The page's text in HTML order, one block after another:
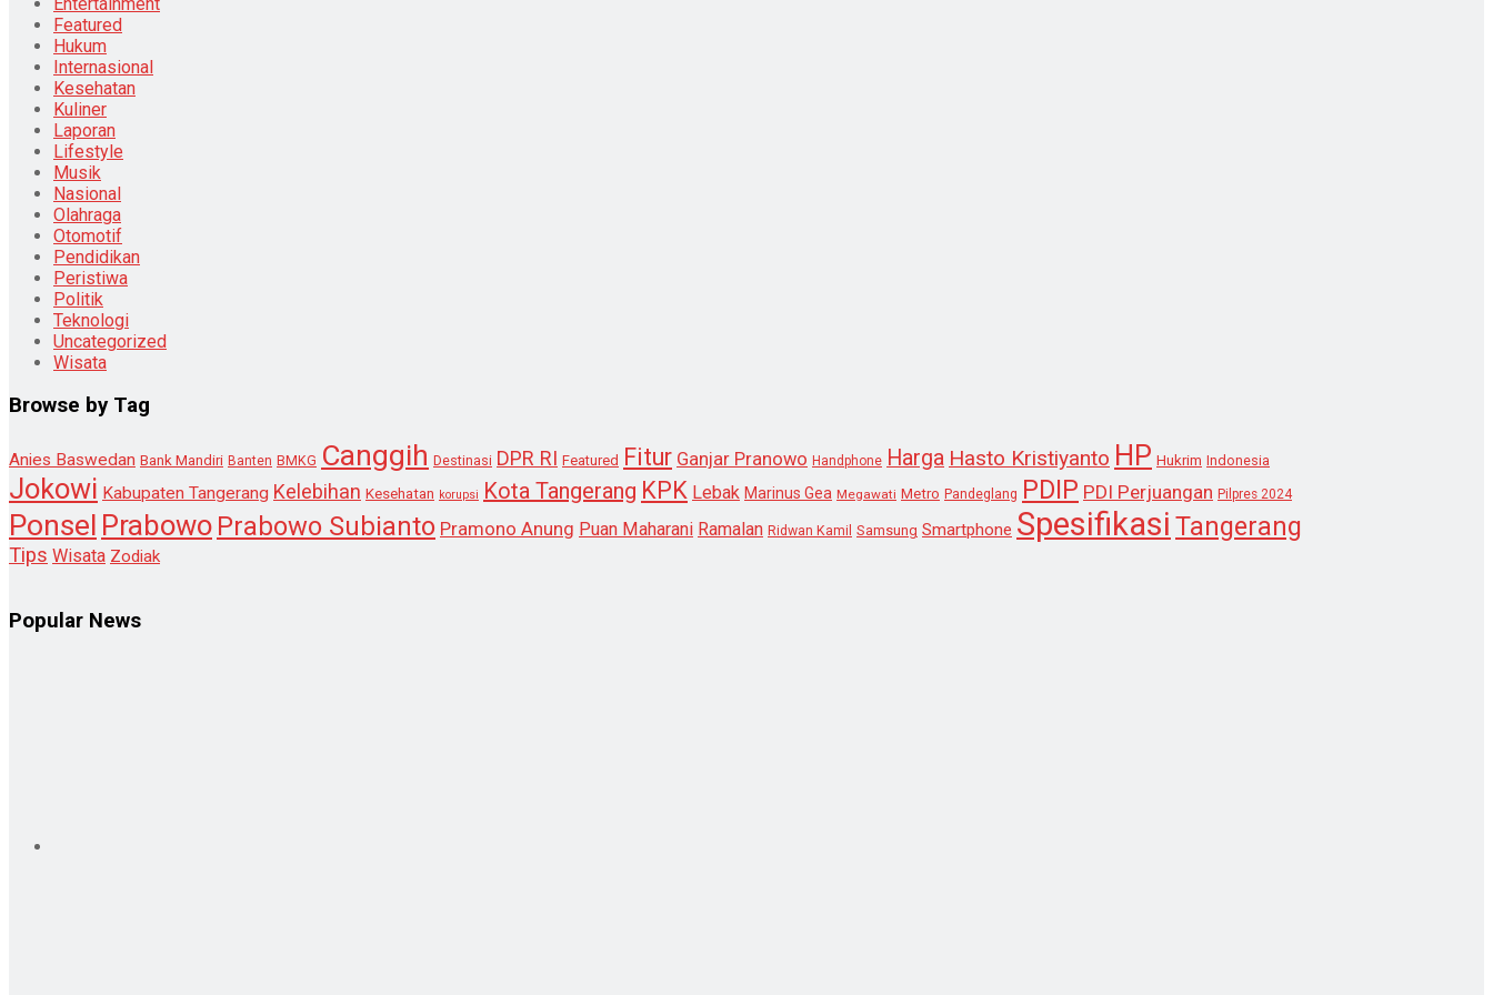
Featured
Hukum
Internasional
Kesehatan
Kuliner
Laporan
Lifestyle
Musik
Nasional
Olahraga
Otomotif
Pendidikan
Peristiwa
Politik
Teknologi
Uncategorized
Wisata
Browse by Tag
Anies Baswedan Bank Mandiri Banten BMKG Canggih Destinasi DPR RI Featured Fitur Ganjar Pranowo Handphone Harga Hasto Kristiyanto HP Hukrim Indonesia
Jokowi Kabupaten Tangerang Kelebihan Kesehatan korupsi Kota Tangerang KPK Lebak Marinus Gea Megawati Metro Pandeglang PDIP PDI Perjuangan Pilpres 2024
Ponsel Prabowo Prabowo Subianto Pramono Anung Puan Maharani Ramalan Ridwan Kamil Samsung Smartphone Spesifikasi Tangerang
Tips Wisata Zodiak
Popular News